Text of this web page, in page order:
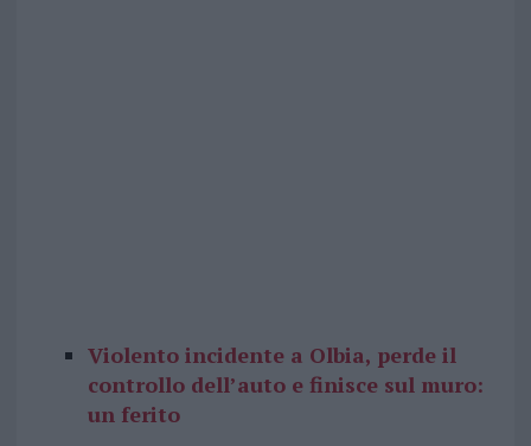
Violento incidente a Olbia, perde il
controllo dell’auto e finisce sul muro:
un ferito